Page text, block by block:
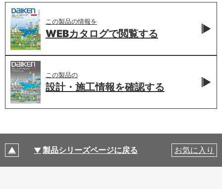
この製品の情報を
WEBカタログで閲覧する
この製品の
設計・施工情報を確認する
製品シリーズページに戻る お気に入り